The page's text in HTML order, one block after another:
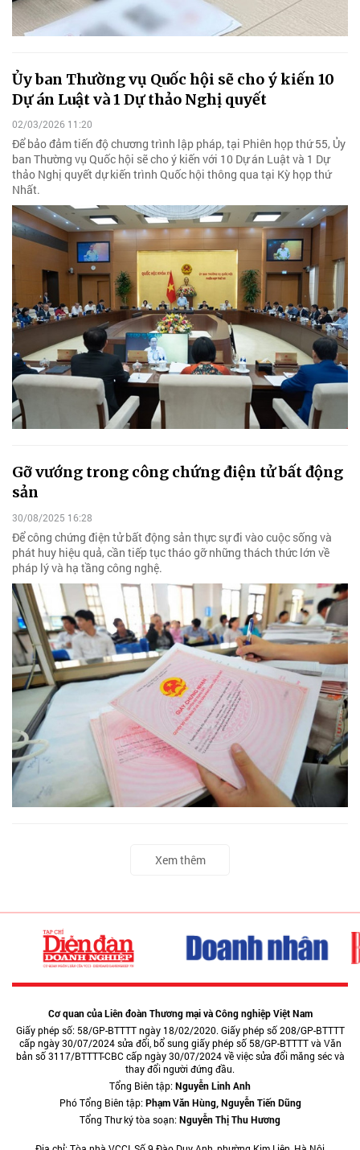
Ủy ban Thường vụ Quốc hội sẽ cho ý kiến 10
Dự án Luật và 1 Dự thảo Nghị quyết
02/03/2026 11:20
Để bảo đảm tiến độ chương trình lập pháp, tại Phiên họp thứ 55, Ủy
ban Thường vụ Quốc hội sẽ cho ý kiến với 10 Dự án Luật và 1 Dự
thảo Nghị quyết dự kiến trình Quốc hội thông qua tại Kỳ họp thứ
Nhất.
Gỡ vướng trong công chứng điện tử bất động
sản
30/08/2025 16:28
Để công chứng điện tử bất động sản thực sự đi vào cuộc sống và
phát huy hiệu quả, cần tiếp tục tháo gỡ những thách thức lớn về
pháp lý và hạ tầng công nghệ.
Xem thêm
Cơ quan của Liên đoàn Thương mại và Công nghiệp Việt Nam
Giấy phép số: 58/GP-BTTTT ngày 18/02/2020. Giấy phép số 208/GP-BTTTT
cấp ngày 30/07/2024 sửa đổi, bổ sung giấy phép số 58/GP-BTTTT và Văn
bản số 3117/BTTTT-CBC cấp ngày 30/07/2024 về việc sửa đổi măng séc và
thay đổi người đứng đầu.
Tổng Biên tập:Nguyễn Linh Anh
Phó Tổng Biên tập:Phạm Văn Hùng, Nguyễn Tiến Dũng
Tổng Thư ký tòa soạn:Nguyễn Thị Thu Hương